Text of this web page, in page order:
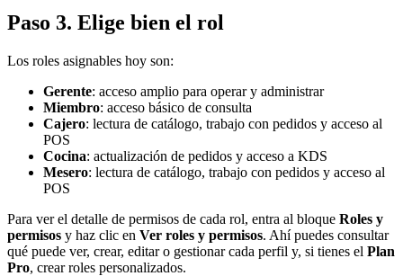
Paso 3. Elige bien el rol
Los roles asignables hoy son:
Gerente: acceso amplio para operar y administrar
Miembro: acceso básico de consulta
Cajero: lectura de catálogo, trabajo con pedidos y acceso al
POS
Cocina: actualización de pedidos y acceso a KDS
Mesero: lectura de catálogo, trabajo con pedidos y acceso al
POS
Para ver el detalle de permisos de cada rol, entra al bloque Roles y
permisos y haz clic en Ver roles y permisos. Ahí puedes consultar
qué puede ver, crear, editar o gestionar cada perfil y, si tienes el Plan
Pro, crear roles personalizados.